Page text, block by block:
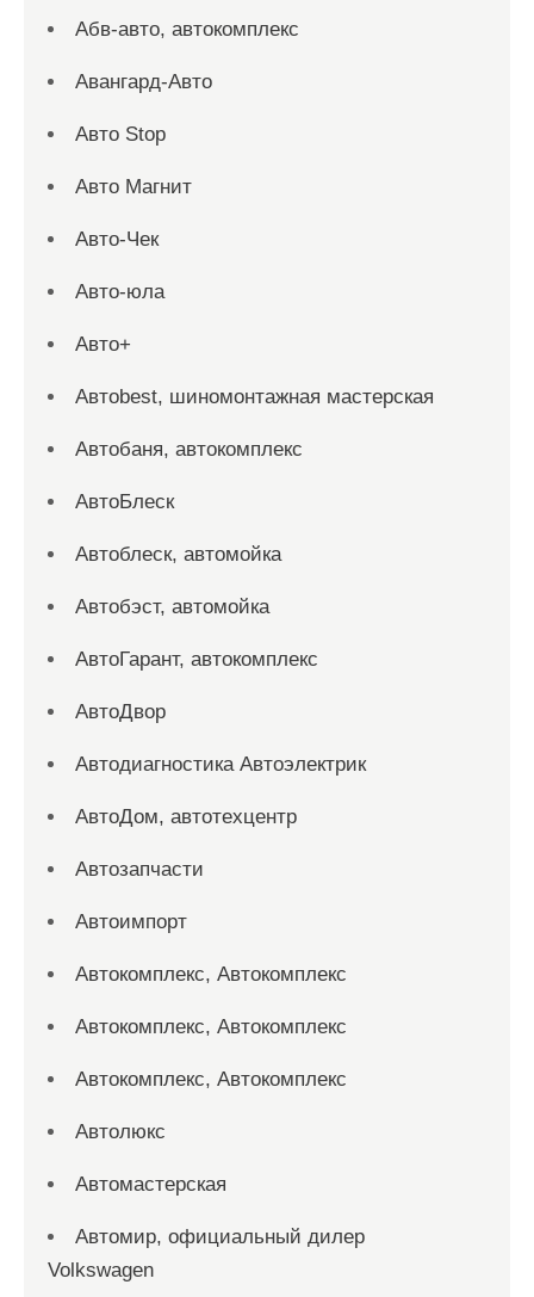
Абв-авто, автокомплекс
Авангард-Авто
Авто Stop
Авто Магнит
Авто-Чек
Авто-юла
Авто+
Автоbest, шиномонтажная мастерская
Автобаня, автокомплекс
АвтоБлеск
Автоблеск, автомойка
Автобэст, автомойка
АвтоГарант, автокомплекс
АвтоДвор
Автодиагностика Автоэлектрик
АвтоДом, автотехцентр
Автозапчасти
Автоимпорт
Автокомплекс, Автокомплекс
Автокомплекс, Автокомплекс
Автокомплекс, Автокомплекс
Автолюкс
Автомастерская
Автомир, официальный дилер
Volkswagen